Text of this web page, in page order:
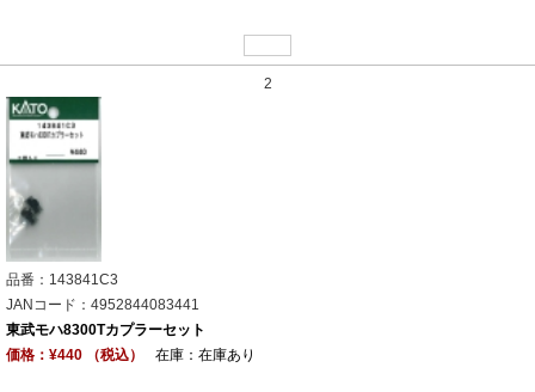
2
品番：143841C3
JANコード：4952844083441
東武モハ8300Tカプラーセット
価格：¥440 （税込）
在庫：在庫あり